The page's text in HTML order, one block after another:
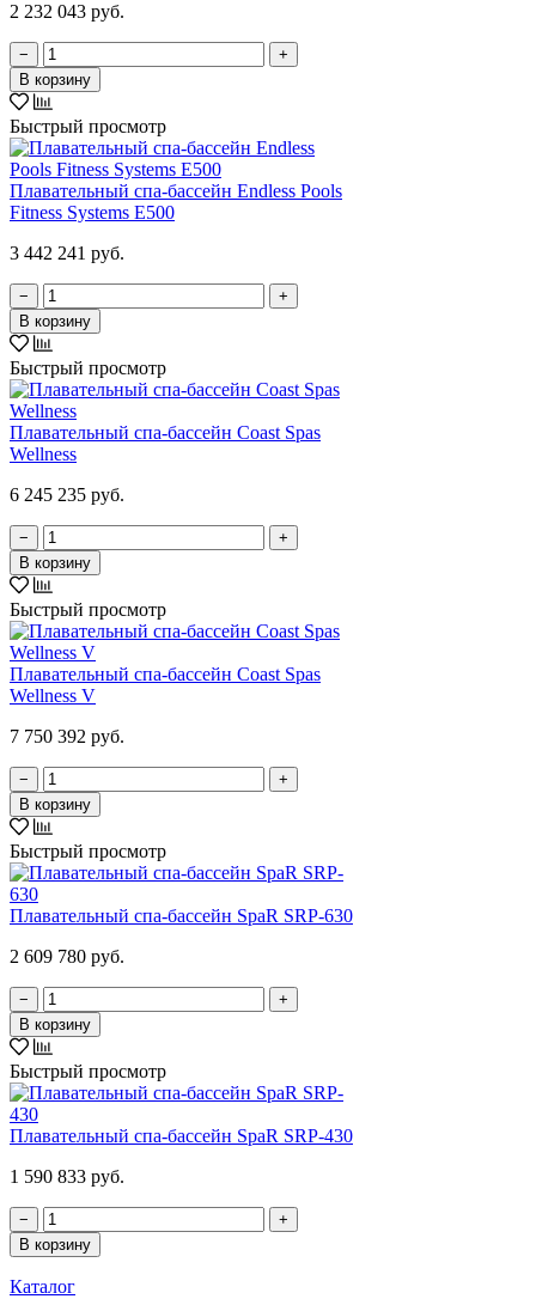
2 232 043 руб.
−
+
В корзину
Быстрый просмотр
Плавательный спа-бассейн Endless Pools
Fitness Systems E500
3 442 241 руб.
−
+
В корзину
Быстрый просмотр
Плавательный спа-бассейн Coast Spas
Wellness
6 245 235 руб.
−
+
В корзину
Быстрый просмотр
Плавательный спа-бассейн Coast Spas
Wellness V
7 750 392 руб.
−
+
В корзину
Быстрый просмотр
Плавательный спа-бассейн SpaR SRP-630
2 609 780 руб.
−
+
В корзину
Быстрый просмотр
Плавательный спа-бассейн SpaR SRP-430
1 590 833 руб.
−
+
В корзину
Каталог